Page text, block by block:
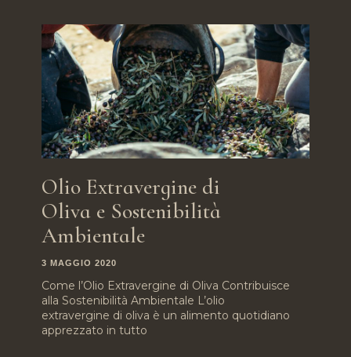
Olio Extravergine di
Oliva e Sostenibilità
Ambientale
3 MAGGIO 2020
Come l’Olio Extravergine di Oliva Contribuisce
alla Sostenibilità Ambientale L’olio
extravergine di oliva è un alimento quotidiano
apprezzato in tutto